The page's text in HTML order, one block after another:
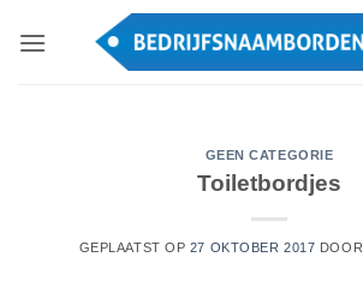
naar
GEEN CATEGORIE
Toiletbordjes
GEPLAATST OP 27 OKTOBER 2017 DOOR